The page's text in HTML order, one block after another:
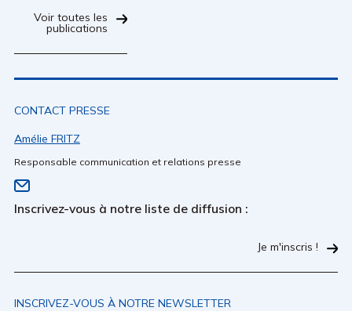
Voir toutes les
publications
CONTACT PRESSE
Amélie FRITZ
Responsable communication et relations presse
Inscrivez-vous à notre liste de diffusion :
Je m'inscris !
INSCRIVEZ-VOUS À NOTRE NEWSLETTER